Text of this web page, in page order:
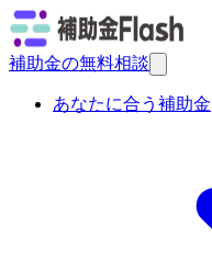
補助金の無料相談
あなたに合う補助金